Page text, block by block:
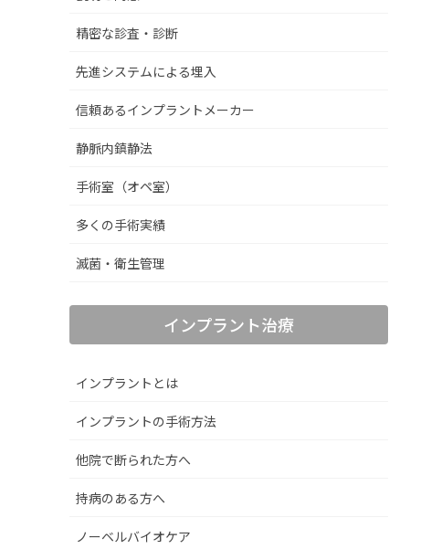
精密な診査・診断
先進システムによる埋入
信頼あるインプラントメーカー
静脈内鎮静法
手術室（オペ室）
多くの手術実績
滅菌・衛生管理
インプラント治療
インプラントとは
インプラントの手術方法
他院で断られた方へ
持病のある方へ
ノーベルバイオケア